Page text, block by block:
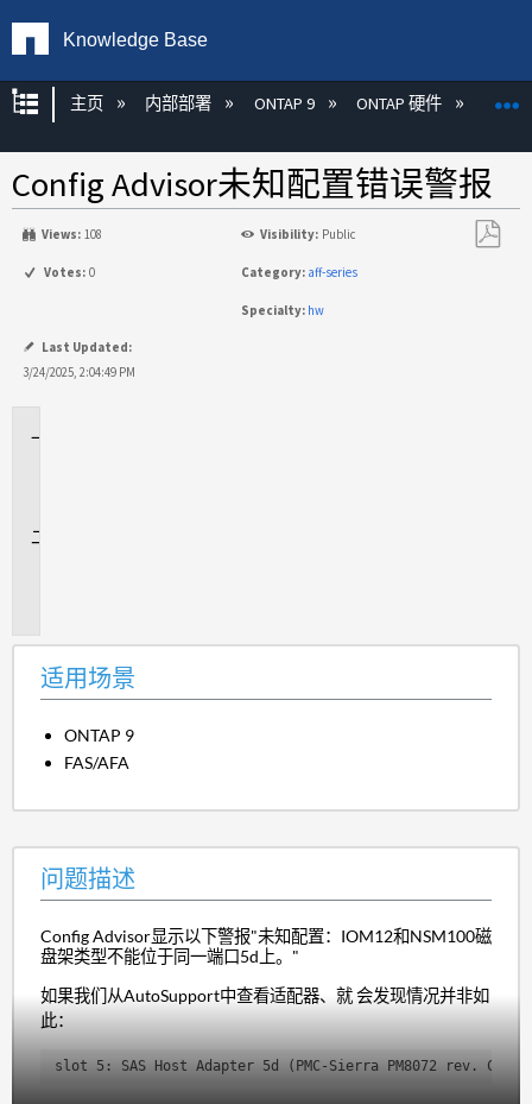
Knowledge Base
扩展/隐缩全局层次
主页 内部部署 ONTAP 9 ONTAP 硬件
Config Advisor未知配置错误警报
Views: 108 Visibility: Public
Votes: 0 Category: aff-series
Specialty: hw
Last Updated:
3/24/2025, 2:04:49 PM
适用场景
ONTAP 9
FAS/AFA
问题描述
Config Advisor显示以下警报"未知配置：IOM12和NSM100磁
盘架类型不能位于同一端口5d上。"
如果我们从AutoSupport中查看适配器、就 会发现情况并非如
此：
slot 5: SAS Host Adapter 5d (PMC-Sierra PM8072 rev. C, SAS,